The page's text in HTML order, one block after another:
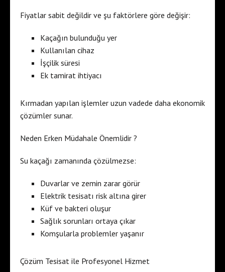
Fiyatlar sabit değildir ve şu faktörlere göre değişir:
Kaçağın bulunduğu yer
Kullanılan cihaz
İşçilik süresi
Ek tamirat ihtiyacı
Kırmadan yapılan işlemler uzun vadede daha ekonomik
çözümler sunar.
Neden Erken Müdahale Önemlidir ?
Su kaçağı zamanında çözülmezse:
Duvarlar ve zemin zarar görür
Elektrik tesisatı risk altına girer
Küf ve bakteri oluşur
Sağlık sorunları ortaya çıkar
Komşularla problemler yaşanır
Çözüm Tesisat ile Profesyonel Hizmet